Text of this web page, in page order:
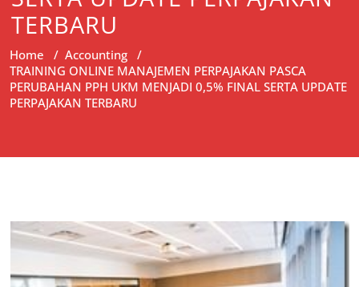
TERBARU
Home / Accounting /
TRAINING ONLINE MANAJEMEN PERPAJAKAN PASCA
PERUBAHAN PPH UKM MENJADI 0,5% FINAL SERTA UPDATE
PERPAJAKAN TERBARU